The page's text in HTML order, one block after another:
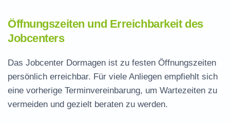
Öffnungszeiten und Erreichbarkeit des
Jobcenters
Das Jobcenter Dormagen ist zu festen Öffnungszeiten
persönlich erreichbar. Für viele Anliegen empfiehlt sich
eine vorherige Terminvereinbarung, um Wartezeiten zu
vermeiden und gezielt beraten zu werden.